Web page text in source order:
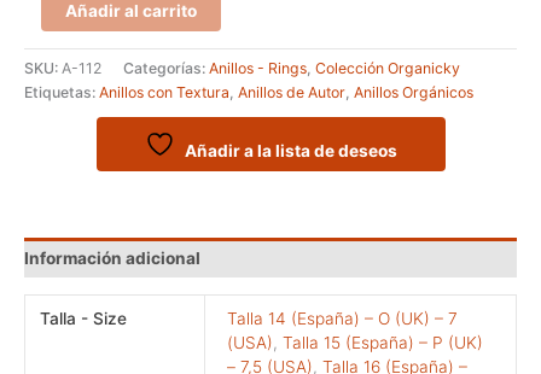
de
la
serie
ORGANICKY
Añadir al carrito
SKU: A-112 Categorías: Anillos - Rings, Colección Organicky
Etiquetas: Anillos con Textura, Anillos de Autor, Anillos Orgánicos
Añadir a la lista de deseos
Información adicional
Talla - Size
Talla 14 (España) – O (UK) – 7
(USA) ,Talla 15 (España) – P (UK)
– 7,5 (USA) ,Talla 16 (España) –